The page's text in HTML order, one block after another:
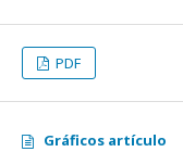
PDF
Gráficos artículo